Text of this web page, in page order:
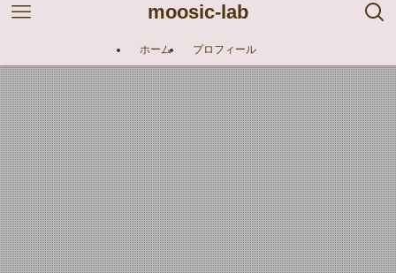
moosic-lab
ホーム プロフィール